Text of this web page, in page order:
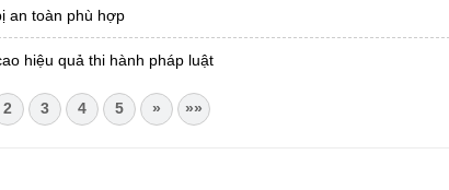
an toàn phù hợp
hiệu quả thi hành pháp luật
2 3 4 5 » »»